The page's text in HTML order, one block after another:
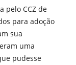
pelo CCZ de
para adoção
sua
uma
pudesse